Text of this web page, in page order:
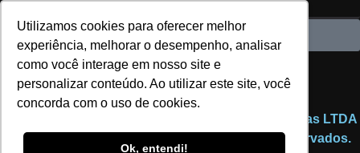
Utilizamos cookies para oferecer melhor
experiência, melhorar o desempenho, analisar
como você interage em nosso site e
personalizar conteúdo. Ao utilizar este site, você
concorda com o uso de cookies.
Ok, entendi!
Assinar
Ao assinar, você concorda com nossa
Privacidadee fornece consentimento para receber
atualizações de nossa empresa.
©2025 Elévon - Marketing Digital e Gestão de Marcas LTDA
| CNPJ 22.089.044/0001-72 | Todos os direitos reservados.